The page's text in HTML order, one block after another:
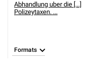
Abhandlung uber die [...]
Polizeytaxen. ...
Formats